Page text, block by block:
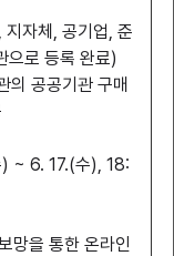
체, 공기업, 준
으로 등록 완료)
공기관 구매
~ 6. 17.(수), 18:
망을 통한 온라인